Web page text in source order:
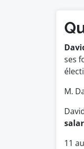
ses
M.
11